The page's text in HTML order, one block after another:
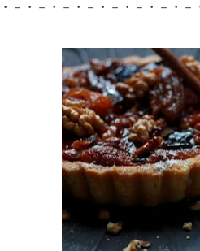
－・－・－・－・－・－・－・